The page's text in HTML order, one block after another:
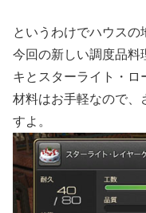
というわけでハウスの
今回の新しい調度品料
キとスターライト・ロ
材料はお手軽なので、
すよ。